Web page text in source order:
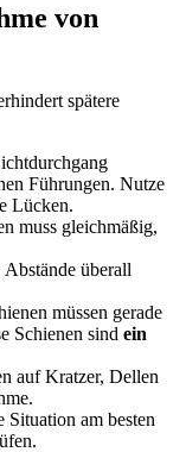
von
spätere
Führungen. Nutze
Lücken.
muss gleichmäßig,
Abstände überall
müssen gerade
Schienen sind ein
auf Kratzer, Dellen
Situation am besten